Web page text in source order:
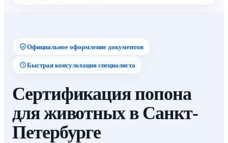
Официальное оформление документов
Быстрая консультация специалиста
Сертификация попона
для животных в Санкт-
Петербурге